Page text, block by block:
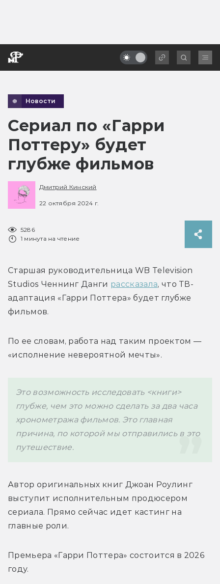
Новости
Сериал по «Гарри
Поттеру» будет
глубже фильмов
Дмитрий Кинский
22 октября 2024 г.
5286
1 минута на чтение
Старшая руководительница WB Television
Studios Ченнинг Данги рассказала, что ТВ-
адаптация «Гарри Поттера» будет глубже
фильмов.
По ее словам, работа над таким проектом —
«исполнение невероятной мечты».
Это возможность исследовать <книги>
глубже, чем это можно сделать за два часа
хронометража фильмов. Это главная
причина, по которой мы отправились в это
путешествие.
Автор оригинальных книг Джоан Роулинг
выступит исполнительным продюсером
сериала. Прямо сейчас идет кастинг на
главные роли.
Премьера «Гарри Поттера» состоится в 2026
году.